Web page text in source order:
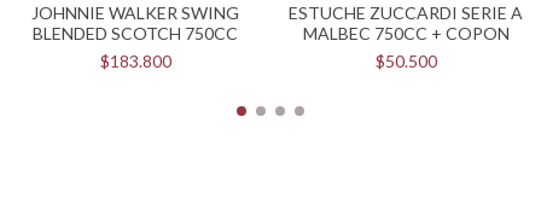
JOHNNIE WALKER SWING
BLENDED SCOTCH 750CC
$183.800
ESTUCHE ZUCCARDI SERIE A
MALBEC 750CC + COPON
$50.500